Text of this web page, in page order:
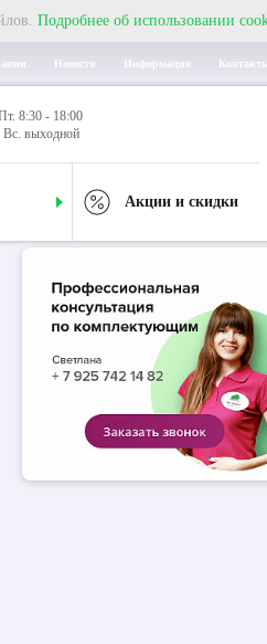
Подробнее об использовании
Новости Информация
8:30 - 18:00
выходной
Акции и скидки